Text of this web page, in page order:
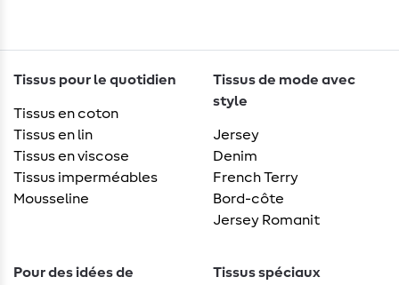
Tissus pour le quotidien
Tissus en coton
Tissus en lin
Tissus en viscose
Tissus imperméables
Mousseline
Tissus de mode avec
style
Jersey
Denim
French Terry
Bord-côte
Jersey Romanit
Pour des idées de
Tissus spéciaux